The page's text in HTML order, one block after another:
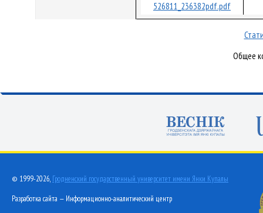
526811_236382pdf.pdf
Общее
© 1999-2026, Гродненский государственный университет имени Янки Купалы
Разработка сайта — Информационно-аналитический центр